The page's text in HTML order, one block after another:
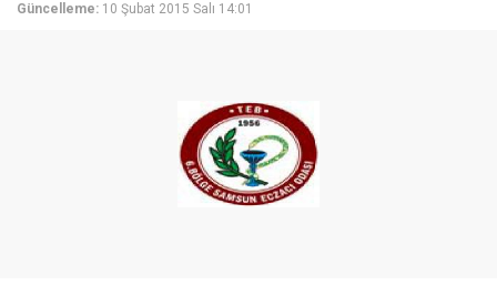
Güncelleme: 10 Şubat 2015 Salı 14:01